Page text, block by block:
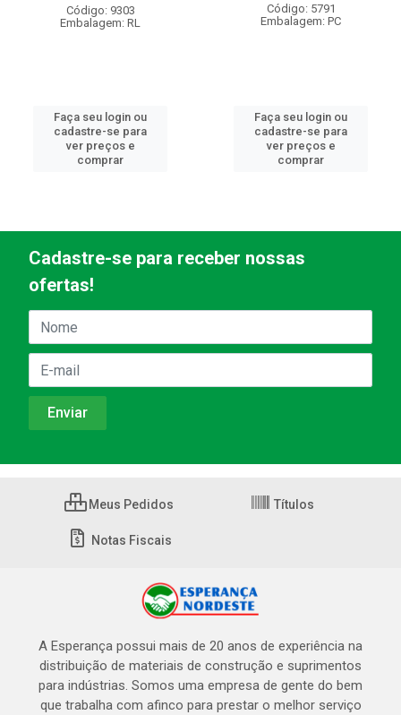
Código: 9303
Embalagem: RL
Faça seu login ou
cadastre-se para
ver preços e
comprar
Código: 5791
Embalagem: PC
Faça seu login ou
cadastre-se para
ver preços e
comprar
Cadastre-se para receber nossas
ofertas!
Meus Pedidos Títulos
Notas Fiscais
A Esperança possui mais de 20 anos de experiência na
distribuição de materiais de construção e suprimentos
para indústrias. Somos uma empresa de gente do bem
que trabalha com afinco para prestar o melhor serviço